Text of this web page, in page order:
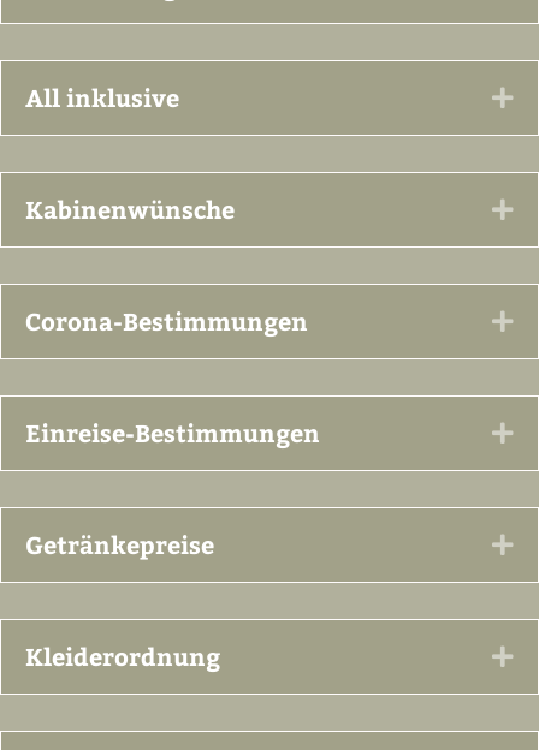
All inklusive
Kabinenwünsche
Corona-Bestimmungen
Einreise-Bestimmungen
Getränkepreise
Kleiderordnung